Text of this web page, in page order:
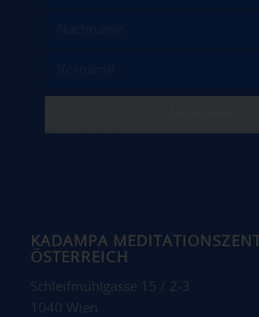
KADAMPA
ÖSTERREICH
Schleifmühlgasse 15 / 2-3
1040 Wien